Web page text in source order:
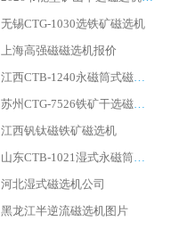
无锡CTG-1030选铁矿磁选机
上海高强磁磁选机报价
江西CTB-1240永磁筒式磁选机厂家
苏州CTG-7526铁矿干选磁选机
江西钒钛磁铁矿磁选机
山东CTB-1021湿式永磁筒式磁选机
河北湿式磁选机公司
黑龙江半逆流磁选机图片